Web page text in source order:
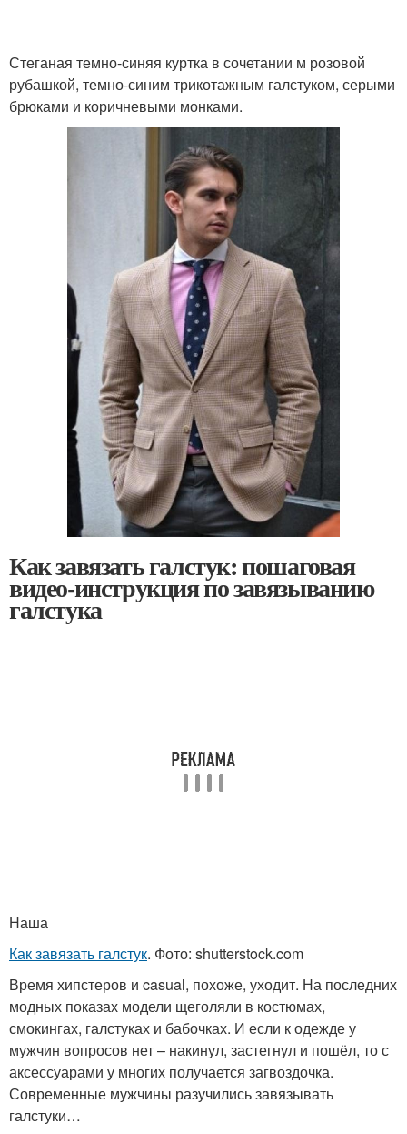
Стеганая темно-синяя куртка в сочетании м розовой
рубашкой, темно-синим трикотажным галстуком, серыми
брюками и коричневыми монками.
Как завязать галстук: пошаговая
видео-инструкция по завязыванию
галстука
Наша
Как завязать галстук. Фото: shutterstock.com
Время хипстеров и casual, похоже, уходит. На последних
модных показах модели щеголяли в костюмах,
смокингах, галстуках и бабочках. И если к одежде у
мужчин вопросов нет – накинул, застегнул и пошёл, то с
аксессуарами у многих получается загвоздочка.
Современные мужчины разучились завязывать
галстуки…